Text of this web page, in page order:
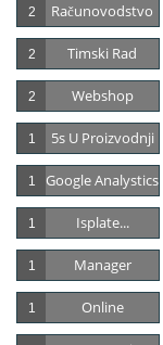
Računovodstvo
2
Timski Rad
2
Webshop
2
5s U Proizvodnji
1
Google Analystics
1
Isplate...
1
Manager
1
Online
1